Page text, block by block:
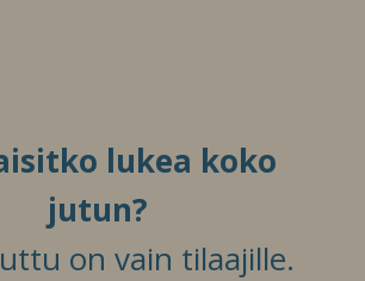
lukea koko
jutun?
on vain tilaajille.